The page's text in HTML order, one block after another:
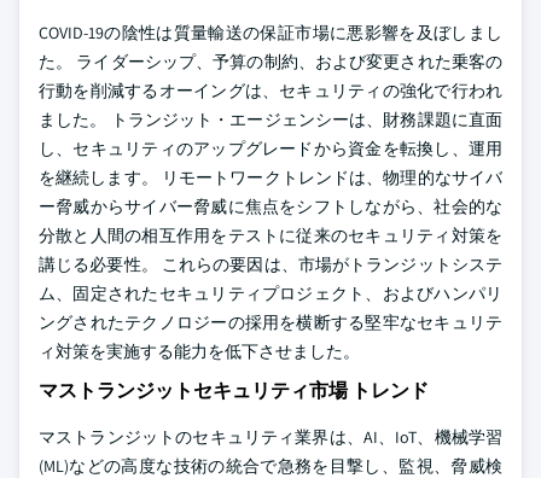
COVID-19の陰性は質量輸送の保証市場に悪影響を及ぼしまし
た。 ライダーシップ、予算の制約、および変更された乗客の
行動を削減するオーイングは、セキュリティの強化で行われ
ました。 トランジット・エージェンシーは、財務課題に直面
し、セキュリティのアップグレードから資金を転換し、運用
を継続します。 リモートワークトレンドは、物理的なサイバ
ー脅威からサイバー脅威に焦点をシフトしながら、社会的な
分散と人間の相互作用をテストに従来のセキュリティ対策を
講じる必要性。 これらの要因は、市場がトランジットシステ
ム、固定されたセキュリティプロジェクト、およびハンパリ
ングされたテクノロジーの採用を横断する堅牢なセキュリテ
ィ対策を実施する能力を低下させました。
マストランジットセキュリティ市場 トレンド
マストランジットのセキュリティ業界は、AI、IoT、機械学習
(ML)などの高度な技術の統合で急務を目撃し、監視、脅威検